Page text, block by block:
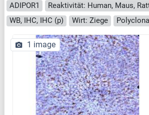
ADIPOR1
WB, IHC, IHC (p)
Wirt: Ziege Polyclonal
1 image